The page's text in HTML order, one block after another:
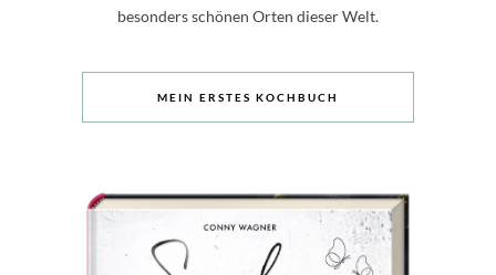
besonders schönen Orten dieser Welt.
MEIN ERSTES KOCHBUCH